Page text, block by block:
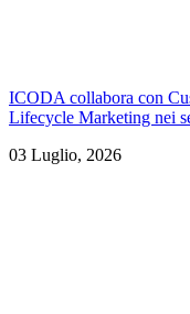
ICODA collabora con
Lifecycle Marketing nei
03 Luglio, 2026